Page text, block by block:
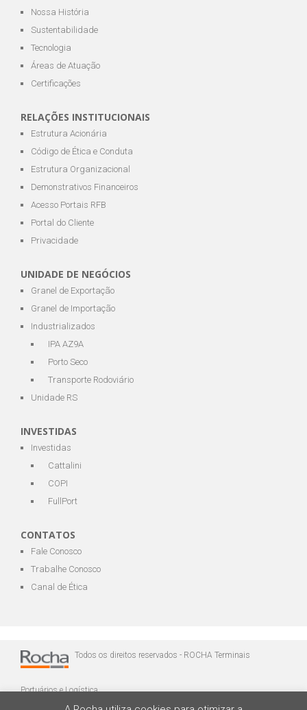
Nossa História
Sustentabilidade
Tecnologia
Áreas de Atuação
Certificações
RELAÇÕES INSTITUCIONAIS
Estrutura Acionária
Código de Ética e Conduta
Estrutura Organizacional
Demonstrativos Financeiros
Acesso Portais RFB
Portal do Cliente
Privacidade
UNIDADE DE NEGÓCIOS
Granel de Exportação
Granel de Importação
Industrializados
IPA AZ9A
Porto Seco
Transporte Rodoviário
Unidade RS
INVESTIDAS
Investidas
Cattalini
COPI
FullPort
CONTATOS
Fale Conosco
Trabalhe Conosco
Canal de Ética
Todos os direitos reservados - ROCHA Terminais
Portuários e Logística